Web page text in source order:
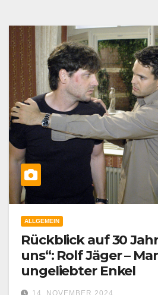
ALLGEMEIN
Rückblick auf 30
uns“: Rolf Jäger –
ungeliebter Enkel